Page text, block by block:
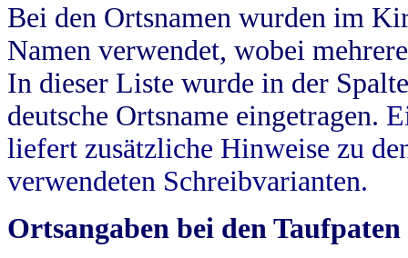
Bei den Ortsnamen wurden im
Namen verwendet, wobei
In dieser Liste wurde in der
deutsche Ortsname eingetragen.
liefert zusätzliche Hinweise zu
verwendeten Schreibvarianten.
Ortsangaben bei den Taufpaten